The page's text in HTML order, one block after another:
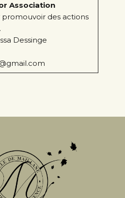
Association
des actions
Dessinge